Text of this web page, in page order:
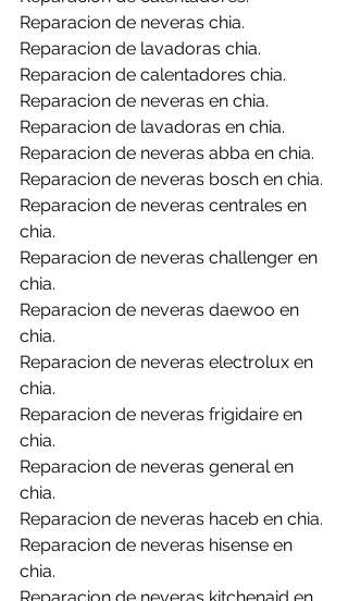
Reparacion de neveras chia.
Reparacion de lavadoras chia.
Reparacion de calentadores chia.
Reparacion de neveras en chia.
Reparacion de lavadoras en chia.
Reparacion de neveras abba en chia.
Reparacion de neveras bosch en chia.
Reparacion de neveras centrales en
chia.
Reparacion de neveras challenger en
chia.
Reparacion de neveras daewoo en
chia.
Reparacion de neveras electrolux en
chia.
Reparacion de neveras frigidaire en
chia.
Reparacion de neveras general en
chia.
Reparacion de neveras haceb en chia.
Reparacion de neveras hisense en
chia.